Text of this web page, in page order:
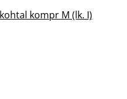
kompr M (lk. I)